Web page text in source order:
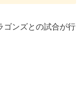
ゴンズとの試合が行